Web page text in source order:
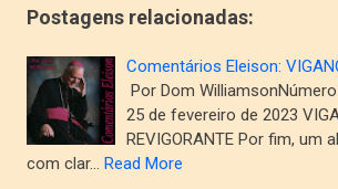
Postagens relacionadas:
Comentários Eleison:
Por Dom
25 de fevereiro de 2023
REVIGORANTE Por fim, um
com clar… Read More